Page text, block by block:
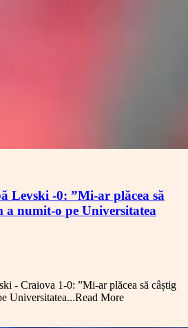
Levski -0: ”Mi-ar plăcea să
a numit-o pe Universitatea
- Craiova 1-0: ”Mi-ar plăcea să câștig
Universitatea...Read More